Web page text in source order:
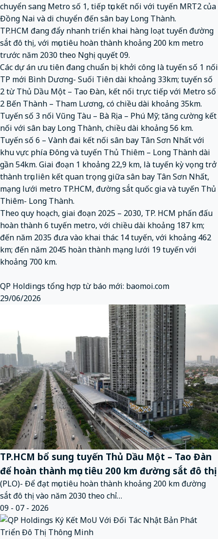
chuyển sang Metro số 1, tiếp tục kết nối với tuyến MRT2 của
Đồng Nai và di chuyển đến sân bay Long Thành.
TP.HCM đang đẩy nhanh triển khai hàng loạt tuyến đường
sắt đô thị, với mục tiêu hoàn thành khoảng 200 km metro
trước năm 2030 theo Nghị quyết 09.
Các dự án ưu tiên đang chuẩn bị khởi công là tuyến số 1 nối
TP mới Bình Dương- Suối Tiên dài khoảng 33km; tuyến số
2 từ Thủ Dầu Một – Tao Đàn, kết nối trực tiếp với Metro số
2 Bến Thành – Tham Lương, có chiều dài khoảng 35km.
Tuyến số 3 nối Vũng Tàu – Bà Rịa – Phú Mỹ; tăng cường kết
nối với sân bay Long Thành, chiều dài khoảng 56 km.
Tuyến số 6 – Vành đai kết nối sân bay Tân Sơn Nhất với
khu vực phía Đông và tuyến Thủ Thiêm – Long Thành dài
gần 54km. Giai đoạn 1 khoảng 22,9 km, là tuyến kỳ vọng trở
thành trục liên kết quan trọng giữa sân bay Tân Sơn Nhất,
mạng lưới metro TP.HCM, đường sắt quốc gia và tuyến Thủ
Thiêm- Long Thành.
Theo quy hoạch, giai đoạn 2025 – 2030, TP. HCM phấn đấu
hoàn thành 6 tuyến metro, với chiều dài khoảng 187 km;
đến năm 2035 đưa vào khai thác 14 tuyến, với khoảng 462
km; đến năm 2045 hoàn thành mạng lưới 19 tuyến với
khoảng 700 km.
QP Holdings tổng hợp từ báo mới: baomoi.com
29/06/2026
TP.HCM bổ sung tuyến Thủ Dầu Một – Tao Đàn
để hoàn thành mục tiêu 200 km đường sắt đô thị
(PLO)- Để đạt mục tiêu hoàn thành khoảng 200 km đường
sắt đô thị vào năm 2030 theo chỉ…
09 - 07 - 2026